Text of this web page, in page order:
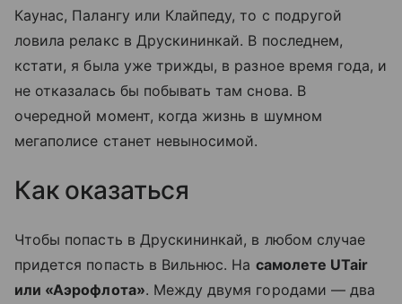
Каунас, Палангу или Клайпеду, то с подругой
ловила релакс в Друскининкай. В последнем,
кстати, я была уже трижды, в разное время года, и
не отказалась бы побывать там снова. В
очередной момент, когда жизнь в шумном
мегаполисе станет невыносимой.
Как оказаться
Чтобы попасть в Друскининкай, в любом случае
придется попасть в Вильнюс. На самолете UTair
или «Аэрофлота». Между двумя городами — два